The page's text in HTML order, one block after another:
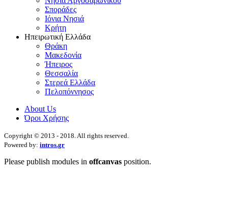
Σποράδες
Ιόνια Νησιά
Κρήτη
Ηπειρωτική Ελλάδα
Θράκη
Μακεδονία
Ήπειρος
Θεσσαλία
Στερεά Ελλάδα
Πελοπόννησος
About Us
Όροι Χρήσης
Copyright © 2013 - 2018. All rights reserved.
Powered by: intros.gr
Please publish modules in offcanvas position.